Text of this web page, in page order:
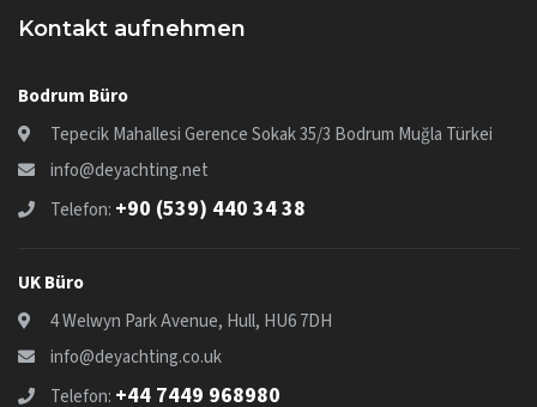
Kontakt aufnehmen
Bodrum Büro
Tepecik Mahallesi Gerence Sokak 35/3 Bodrum Muğla Türkei
info@deyachting.net
Telefon: +90 (539) 440 34 38
UK Büro
4 Welwyn Park Avenue, Hull, HU6 7DH
info@deyachting.co.uk
Telefon: +44 7449 968980